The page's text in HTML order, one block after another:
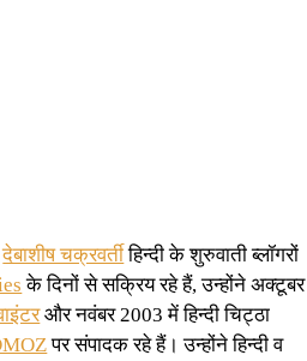
देबाशीष चक्रवर्तीहिन्दी के शुरुवाती ब्लॉगरों
के दिनों से सक्रिय रहे हैं, उन्होंने अक्टूबर
और नवंबर 2003 में हिन्दी चिट्ठा
पर संपादक रहे हैं। उन्होंने हिन्दी व